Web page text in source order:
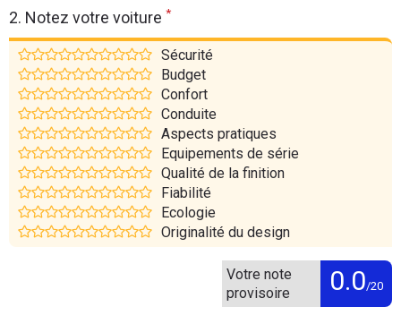
Moto
Marques
2. Notez votre voiture *
Sécurité
Budget
Confort
Conduite
Aspects pratiques
Equipements de série
Qualité de la finition
Fiabilité
Ecologie
Originalité du design
Votre note
provisoire
0.0/20